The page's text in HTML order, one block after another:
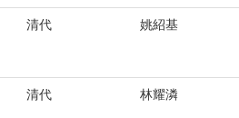
清代 姚紹基
清代 林耀潾